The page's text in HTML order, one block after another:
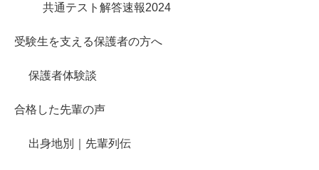
共通テスト解答速報2024
受験生を支える保護者の方へ
保護者体験談
合格した先輩の声
出身地別｜先輩列伝